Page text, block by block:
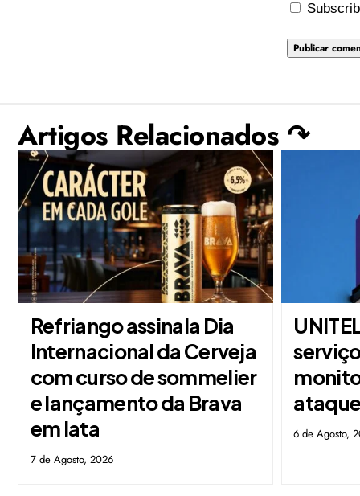
Artigos Relacionados ↷
Refriango assinala Dia
Internacional da Cerveja
com curso de sommelier
e lançamento da Brava
em lata
7 de Agosto, 2026
6 de Agosto,